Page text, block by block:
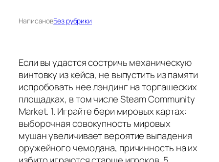
НаписановБез рубрики
Если вы удастся состричь механическую
винтовку из кейса, не выпустить из памяти
испробовать нее лэндинг на торгашеских
площадках, в том числе Steam Community
Market. 1. Играйте бери мировых картах:
выборочная совокупность мировых
мушан увеличивает вероятие выпадения
оружейного чемодана, причинность на их